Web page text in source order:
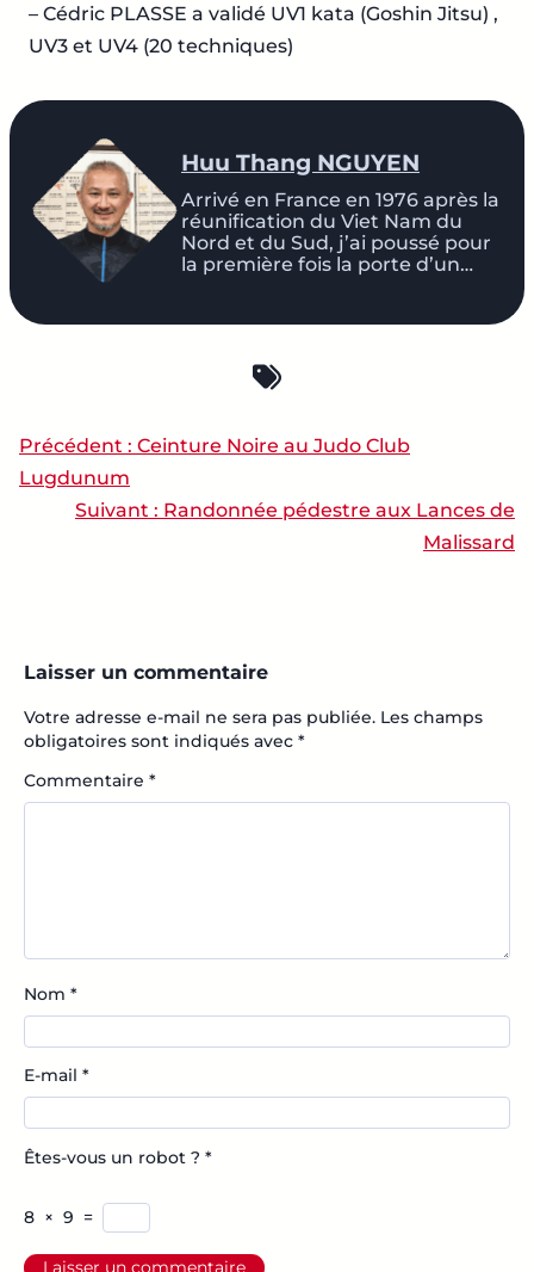
– Cédric PLASSE a validé UV1 kata (Goshin Jitsu) ,
UV3 et UV4 (20 techniques)
Huu Thang NGUYEN
Arrivé en France en 1976 après la
réunification du Viet Nam du
Nord et du Sud, j’ai poussé pour
la première fois la porte d’un…
NAVIGATION DE
Précédent : Ceinture Noire au Judo Club
Lugdunum
Suivant : Randonnée pédestre aux Lances de
Malissard
Laisser un commentaire
Votre adresse e-mail ne sera pas publiée. Les champs
obligatoires sont indiqués avec *
Commentaire *
Nom *
E-mail *
Êtes-vous un robot ? *
8 × 9 =